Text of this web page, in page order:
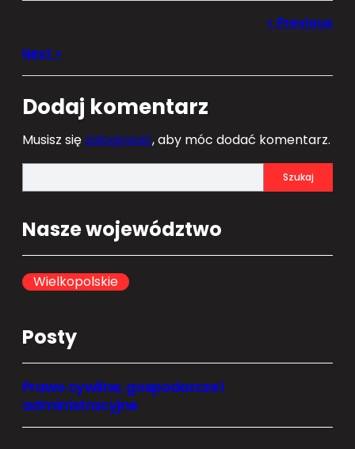
Dodaj komentarz
Musisz się zalogować, aby móc dodać komentarz.
e
r
c
h
Szukaj
Nasze województwo
Wielkopolskie
Posty
Prawo cywilne, gospodarcze i
administracyjne